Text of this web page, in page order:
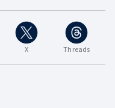
X Threads